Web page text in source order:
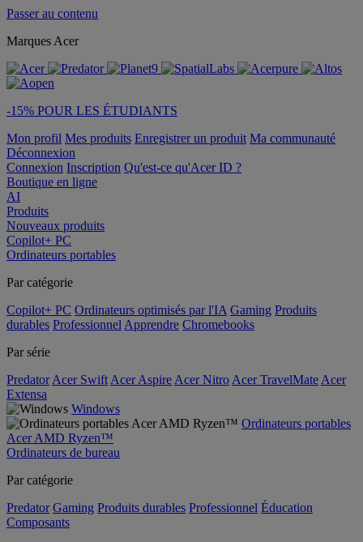
Passer au contenu
Marques Acer
-15% POUR LES ÉTUDIANTS
Mon profil Mes produits Enregistrer un produit Ma communauté
Déconnexion
Connexion Inscription Qu'est-ce qu'Acer ID ?
Boutique en ligne
AI
Produits
Nouveaux produits
Copilot+ PC
Ordinateurs portables
Par catégorie
Copilot+ PC Ordinateurs optimisés par l'IA Gaming Produits
durables Professionnel Apprendre Chromebooks
Par série
Predator Acer Swift Acer Aspire Acer Nitro Acer TravelMate Acer
Extensa
Windows
Ordinateurs portables
Acer AMD Ryzen™
Ordinateurs de bureau
Par catégorie
Predator Gaming Produits durables Professionnel Éducation
Composants